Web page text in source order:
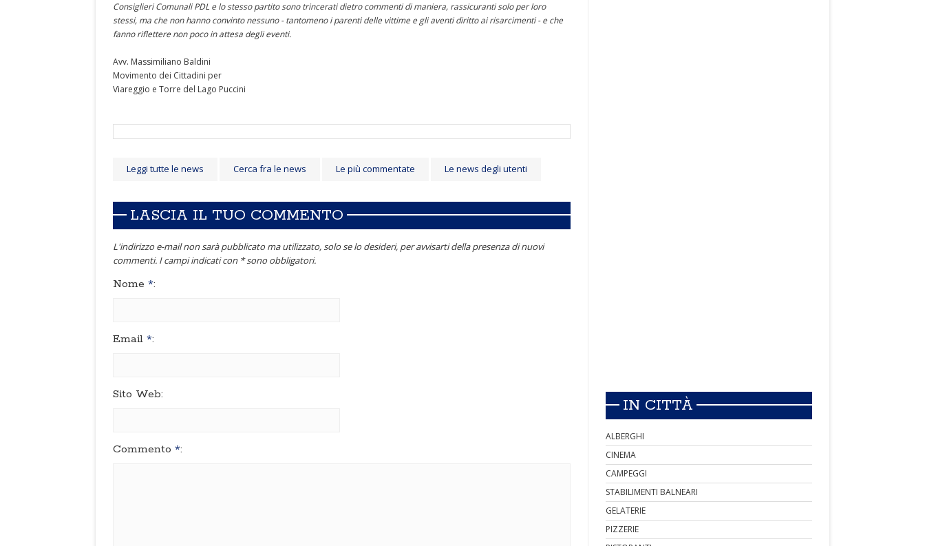
Consiglieri Comunali PDL e lo stesso partito sono trincerati dietro commenti di maniera, rassicuranti solo per loro
stessi, ma che non hanno convinto nessuno - tantomeno i parenti delle vittime e gli aventi diritto ai risarcimenti - e che
fanno riflettere non poco in attesa degli eventi.
Avv. Massimiliano Baldini
Movimento dei Cittadini per
Viareggio e Torre del Lago Puccini
Leggi tutte le news Cerca fra le news Le più commentate Le news degli utenti
LASCIA IL TUO COMMENTO
L'indirizzo e-mail non sarà pubblicato ma utilizzato, solo se lo desideri, per avvisarti della presenza di nuovi
commenti. I campi indicati con * sono obbligatori.
Nome *:
Email *:
Sito Web:
Commento *:
IN CITTÀ
ALBERGHI
CINEMA
CAMPEGGI
STABILIMENTI BALNEARI
GELATERIE
PIZZERIE